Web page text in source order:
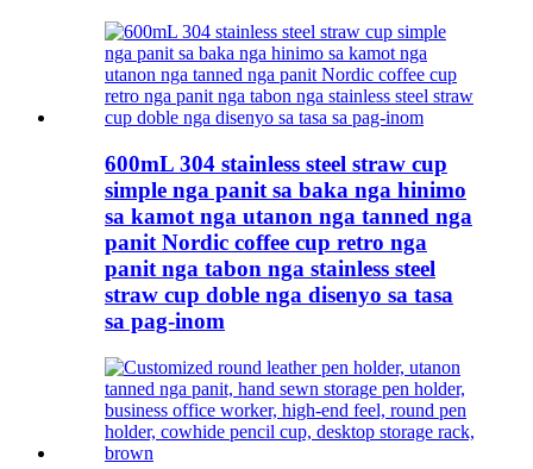
600mL 304 stainless steel straw cup
simple nga panit sa baka nga hinimo
sa kamot nga utanon nga tanned nga
panit Nordic coffee cup retro nga
panit nga tabon nga stainless steel
straw cup doble nga disenyo sa tasa
sa pag-inom